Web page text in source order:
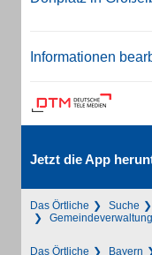
Informationen
Jetzt die App
Das Örtliche Suche
Das Örtliche Bayern